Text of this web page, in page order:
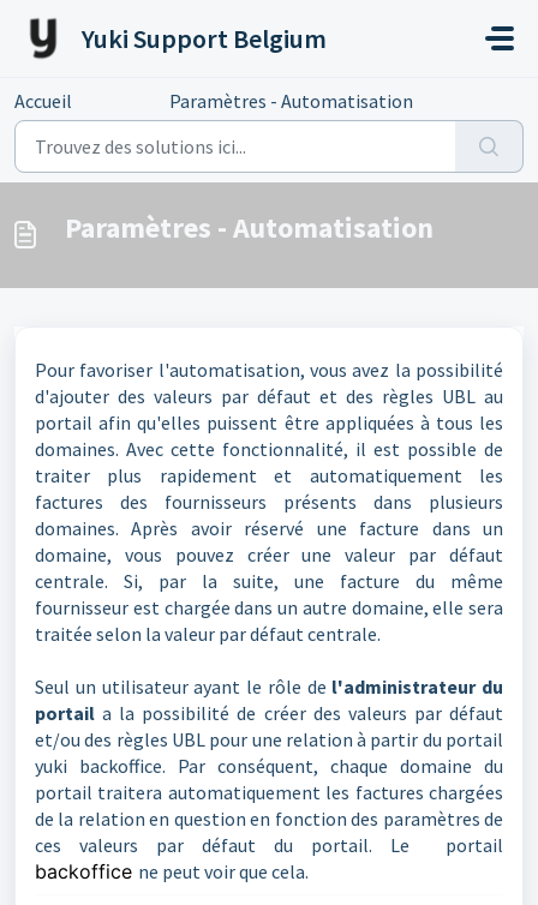
Yuki Support Belgium
Accueil Paramètres - Automatisation
Paramètres - Automatisation
Pour favoriser l'automatisation, vous avez la possibilité
d'ajouter des valeurs par défaut et des règles UBL au
portail afin qu'elles puissent être appliquées à tous les
domaines. Avec cette fonctionnalité, il est possible de
traiter plus rapidement et automatiquement les
factures des fournisseurs présents dans plusieurs
domaines. Après avoir réservé une facture dans un
domaine, vous pouvez créer une valeur par défaut
centrale. Si, par la suite, une facture du même
fournisseur est chargée dans un autre domaine, elle sera
traitée selon la valeur par défaut centrale.
Seul un utilisateur ayant le rôle de l'administrateur du
portail a la possibilité de créer des valeurs par défaut
et/ou des règles UBL pour une relation à partir du portail
yuki backoffice. Par conséquent, chaque domaine du
portail traitera automatiquement les factures chargées
de la relation en question en fonction des paramètres de
ces valeurs par défaut du portail. Le portail
backoffice ne peut voir que cela.